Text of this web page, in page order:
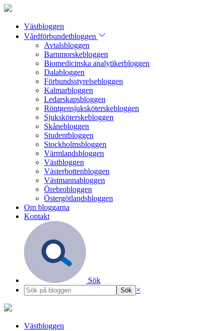
Västbloggen
Vårdförbundetbloggen
Avtalsbloggen
Barnmorskebloggen
Biomedicinska analytikerbloggen
Dalabloggen
Förbundsstyrelsebloggen
Kalmarbloggen
Ledarskapsbloggen
Röntgensjuksköterskebloggen
Sjuksköterskebloggen
Skånebloggen
Studentbloggen
Stockholmsbloggen
Värmlandsbloggen
Västbloggen
Västerbottenbloggen
Västmannabloggen
Örebrobloggen
Östergötlandsbloggen
Om bloggarna
Kontakt
Sök
×
Västbloggen